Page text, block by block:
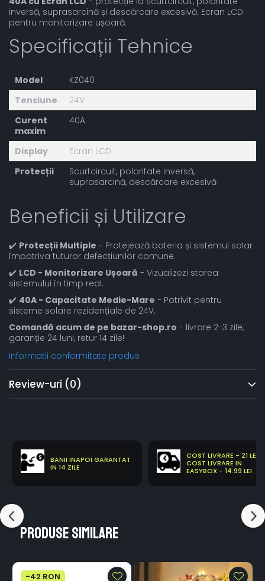
inversă, suprasarcină și descărcare excesivă. Ecran LCD
pentru monitorizare ușoară.
Specificații Tehnice
Model
KZ040
Tensiune
24V
Curent
maxim
40A
Display
Ecran LCD
Protecții
Scurtcircuit, polaritate inversă,
suprasarcină, descărcare excesivă
Beneficii și Utilizare
✔️ Protecții Multiple - Protejează bateria și sistemul solar
împotriva tuturor defecțiunilor comune.
✔️ LCD - Monitorizare Ușoară - Vizualizezi starea
sistemului în timp real.
✔️ 40A - Capacitate Medie-Mare - Potrivit pentru
sisteme solare rezidențiale de 24V.
Comandă acum de pe bazar-shop.ro - livrare 2-3 zile,
garanție 24 luni, retur 14 zile!
Informatii conformitate produs
Review-uri (0)
BANII INAPOI GARANTAT
IN 14 ZILE
COST LIVRARE - 21 LEI
COST LIVRARE IN
EASYBOX - 14.99 LEI
Produse similare
-42 RON